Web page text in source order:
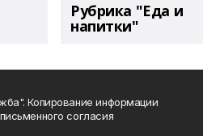
Рубрика "Еда и
напитки"
Копирование информации
согласия